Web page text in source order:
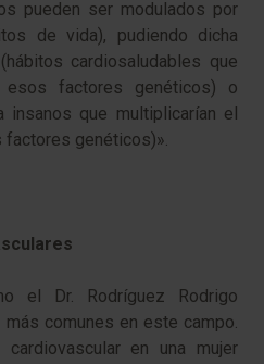
pueden ser modulados por
de vida), pudiendo dicha
cardiosaludables que
factores genéticos) o
insanos que multiplicarían el
genéticos)».
el Dr. Rodríguez Rodrigo
comunes en este campo.
en una mujer